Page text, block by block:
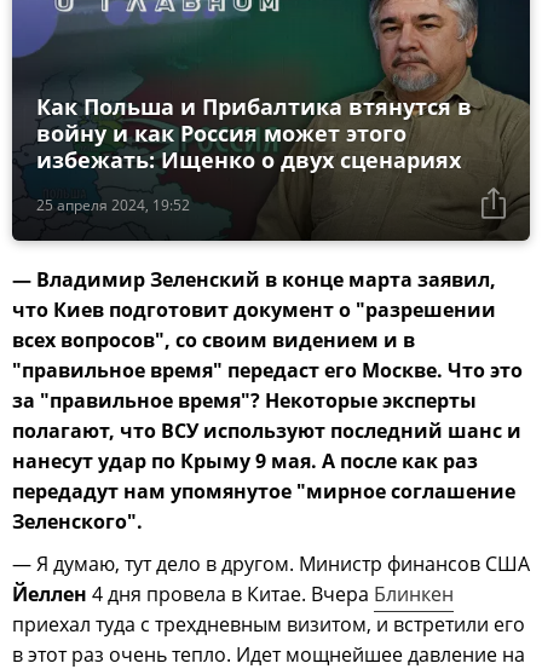
25 апреля 2024, 19:52
Как Польша и Прибалтика втянутся в
войну и как Россия может этого
избежать: Ищенко о двух сценариях
— Владимир Зеленский в конце марта заявил,
что Киев подготовит документ о "разрешении
всех вопросов", со своим видением и в
"правильное время" передаст его Москве. Что это
за "правильное время"? Некоторые эксперты
полагают, что ВСУ используют последний шанс и
нанесут удар по Крыму 9 мая. А после как раз
передадут нам упомянутое "мирное соглашение
Зеленского".
— Я думаю, тут дело в другом. Министр финансов США
Йеллен 4 дня провела в Китае. Вчера Блинкен
приехал туда с трехдневным визитом, и встретили его
в этот раз очень тепло. Идет мощнейшее давление на